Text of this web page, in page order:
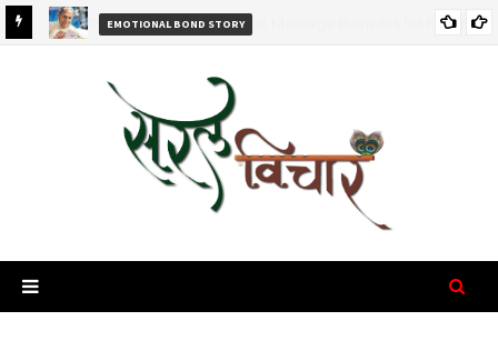
EMOTIONAL BOND STORY
J.P. Vaswani )